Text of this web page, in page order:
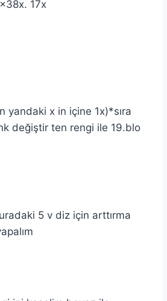
17x
yandaki x in içine 1x)*sıra
değiştir ten rengi ile 19.blo
5 v diz için arttırma